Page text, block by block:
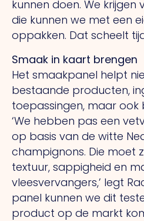
kunnen doen. We krijgen
die kunnen we met een
oppakken. Dat scheelt
Smaak in kaart brengen
Het smaakpanel helpt
bestaande producten,
toepassingen, maar ook
‘We hebben pas een
op basis van de witte
champignons. Die moet
textuur, sappigheid en
vleesvervangers,’ legt
panel kunnen we dit
product op de markt